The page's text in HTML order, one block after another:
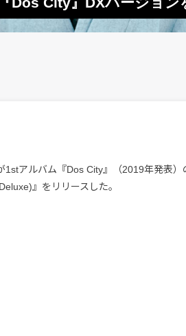
1stアルバム『Dos City』（2019年発表
』をリリースした。